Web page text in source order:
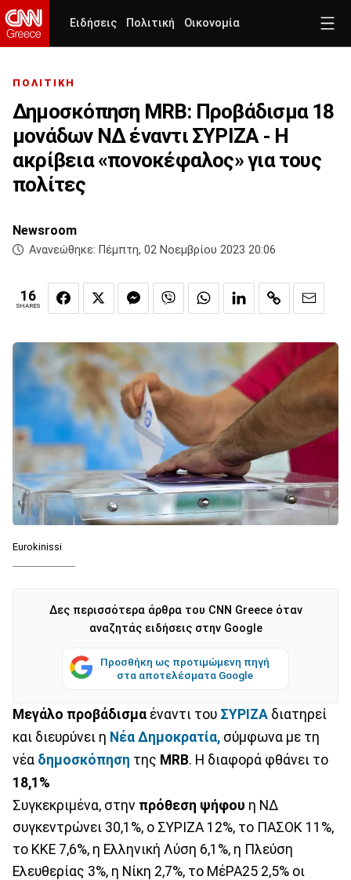
Ειδήσεις Πολιτική Οικονομία
ΠΟΛΙΤΙΚΗ
Δημοσκόπηση MRB: Προβάδισμα 18
μονάδων ΝΔ έναντι ΣΥΡΙΖΑ - Η
ακρίβεια «πονοκέφαλος» για τους
πολίτες
Newsroom
Ανανεώθηκε: Πέμπτη, 02 Νοεμβρίου 2023 20:06
16
SHARES
Eurokinissi
Δες περισσότερα άρθρα του CNN Greece όταν
αναζητάς ειδήσεις στην Google
Προσθήκη ως προτιμώμενη πηγή
στα αποτελέσματα Google
Μεγάλο προβάδισμα έναντι του ΣΥΡΙΖΑ διατηρεί
και διευρύνει η Νέα Δημοκρατία, σύμφωνα με τη
νέα δημοσκόπηση της MRB. Η διαφορά φθάνει το
18,1%
Συγκεκριμένα, στην πρόθεση ψήφου η ΝΔ
συγκεντρώνει 30,1%, ο ΣΥΡΙΖΑ 12%, το ΠΑΣΟΚ 11%,
το ΚΚΕ 7,6%, η Ελληνική Λύση 6,1%, η Πλεύση
Ελευθερίας 3%, η Νίκη 2,7%, το ΜέΡΑ25 2,5% οι